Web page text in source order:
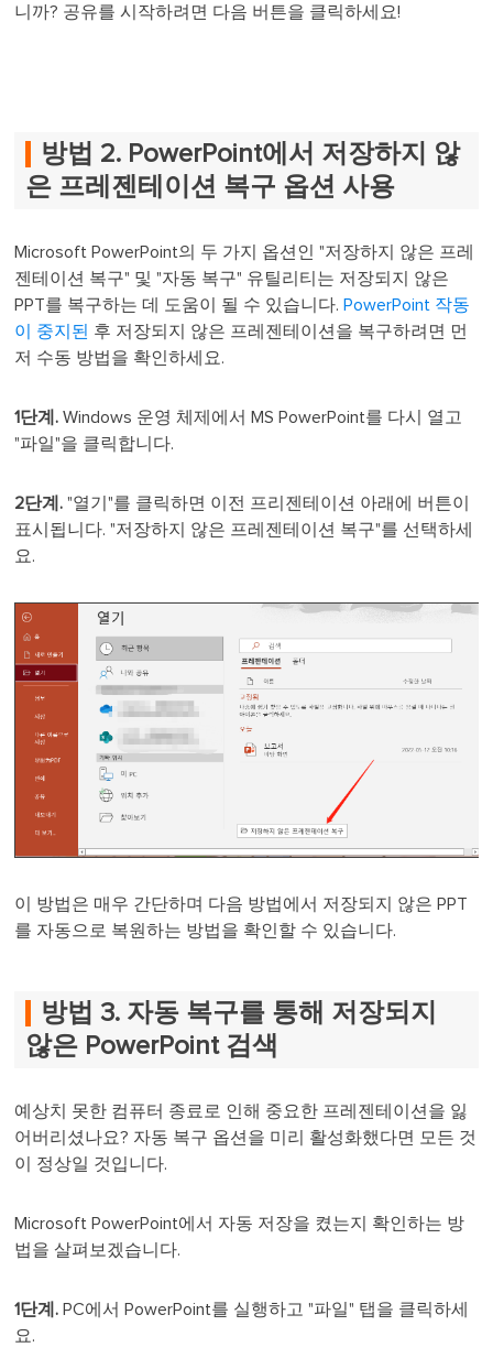
니까? 공유를 시작하려면 다음 버튼을 클릭하세요!
방법 2. PowerPoint에서 저장하지 않
은 프레젠테이션 복구 옵션 사용
Microsoft PowerPoint의 두 가지 옵션인 "저장하지 않은 프레
젠테이션 복구" 및 "자동 복구" 유틸리티는 저장되지 않은
PPT를 복구하는 데 도움이 될 수 있습니다. PowerPoint 작동
이 중지된 후 저장되지 않은 프레젠테이션을 복구하려면 먼
저 수동 방법을 확인하세요.
1단계. Windows 운영 체제에서 MS PowerPoint를 다시 열고
"파일"을 클릭합니다.
2단계. "열기"를 클릭하면 이전 프리젠테이션 아래에 버튼이
표시됩니다. "저장하지 않은 프레젠테이션 복구"를 선택하세
요.
이 방법은 매우 간단하며 다음 방법에서 저장되지 않은 PPT
를 자동으로 복원하는 방법을 확인할 수 있습니다.
방법 3. 자동 복구를 통해 저장되지
않은 PowerPoint 검색
예상치 못한 컴퓨터 종료로 인해 중요한 프레젠테이션을 잃
어버리셨나요? 자동 복구 옵션을 미리 활성화했다면 모든 것
이 정상일 것입니다.
Microsoft PowerPoint에서 자동 저장을 켰는지 확인하는 방
법을 살펴보겠습니다.
1단계. PC에서 PowerPoint를 실행하고 "파일" 탭을 클릭하세
요.